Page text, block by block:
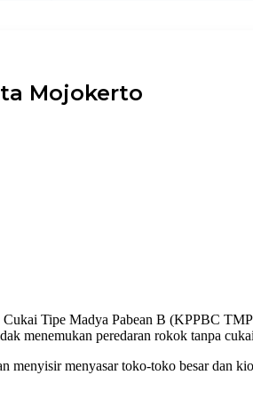
Mojokerto
Tipe Madya Pabean B (KPPBC
menemukan peredaran rokok tanpa
menyasar toko-toko besar dan